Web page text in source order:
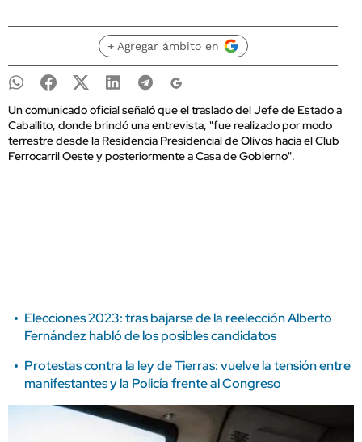
+ Agregar ámbito en
Un comunicado oficial señaló que el traslado del Jefe de Estado a
Caballito, donde brindó una entrevista, "fue realizado por modo
terrestre desde la Residencia Presidencial de Olivos hacia el Club
Ferrocarril Oeste y posteriormente a Casa de Gobierno".
Elecciones 2023: tras bajarse de la reelección Alberto
Fernández habló de los posibles candidatos
Protestas contra la ley de Tierras: vuelve la tensión entre
manifestantes y la Policía frente al Congreso